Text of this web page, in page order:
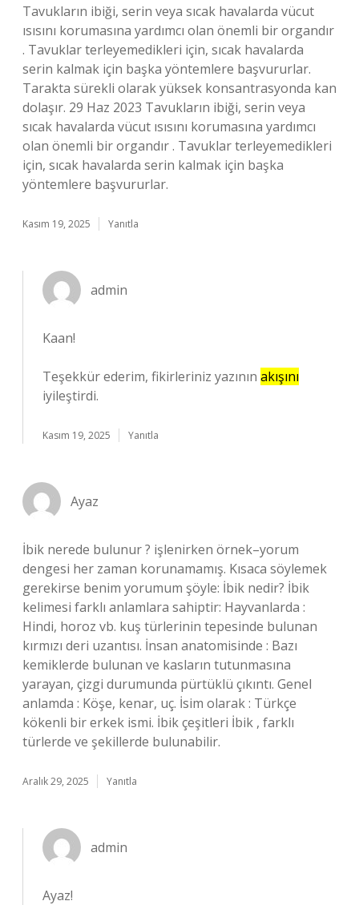
Tavukların ibiği, serin veya sıcak havalarda vücut
ısısını korumasına yardımcı olan önemli bir organdır
. Tavuklar terleyemedikleri için, sıcak havalarda
serin kalmak için başka yöntemlere başvururlar.
Tarakta sürekli olarak yüksek konsantrasyonda kan
dolaşır. 29 Haz 2023 Tavukların ibiği, serin veya
sıcak havalarda vücut ısısını korumasına yardımcı
olan önemli bir organdır . Tavuklar terleyemedikleri
için, sıcak havalarda serin kalmak için başka
yöntemlere başvururlar.
Kasım 19, 2025 Yanıtla
admin
Kaan!
Teşekkür ederim, fikirleriniz yazının akışını
iyileştirdi.
Kasım 19, 2025 Yanıtla
Ayaz
İbik nerede bulunur ? işlenirken örnek–yorum
dengesi her zaman korunamamış. Kısaca söylemek
gerekirse benim yorumum şöyle: İbik nedir? İbik
kelimesi farklı anlamlara sahiptir: Hayvanlarda :
Hindi, horoz vb. kuş türlerinin tepesinde bulunan
kırmızı deri uzantısı. İnsan anatomisinde : Bazı
kemiklerde bulunan ve kasların tutunmasına
yarayan, çizgi durumunda pürtüklü çıkıntı. Genel
anlamda : Köşe, kenar, uç. İsim olarak : Türkçe
kökenli bir erkek ismi. İbik çeşitleri İbik , farklı
türlerde ve şekillerde bulunabilir.
Aralık 29, 2025 Yanıtla
admin
Ayaz!